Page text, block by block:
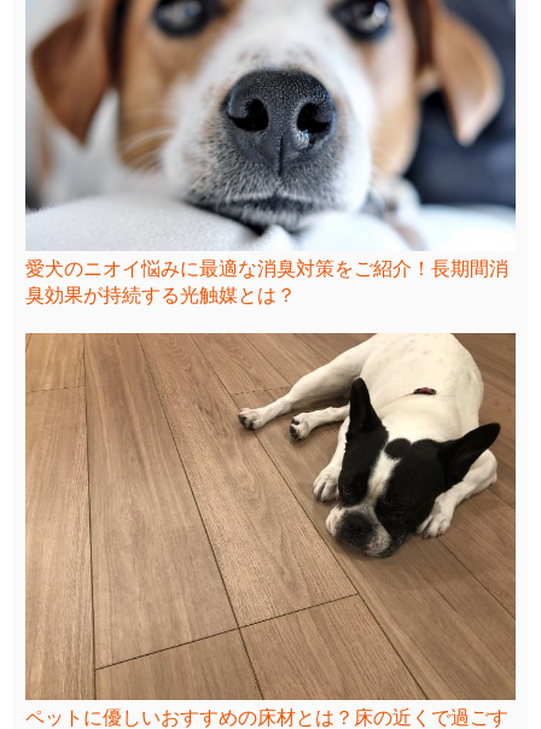
愛犬のニオイ悩みに最適な消臭対策をご紹介！長期間消
臭効果が持続する光触媒とは？
ペットに優しいおすすめの床材とは？床の近くで過ごす